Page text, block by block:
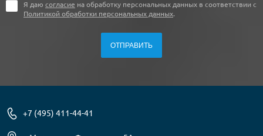
Я даю согласие на обработку персональных данных в соответствии с
Политикой обработки персональных данных.
+7 (495) 411-44-41